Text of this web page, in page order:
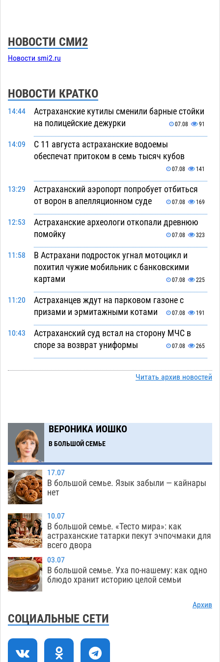
НОВОСТИ СМИ2
Новости smi2.ru
НОВОСТИ КРАТКО
14:44
Астраханские кутилы сменили барные стойки
на полицейские дежурки
07.08 91
14:09
С 11 августа астраханские водоемы
обеспечат притоком в семь тысяч кубов
07.08 141
13:29
Астраханский аэропорт попробует отбиться
от ворон в апелляционном суде
07.08 169
12:53
Астраханские археологи откопали древнюю
помойку
07.08 323
11:58
В Астрахани подросток угнал мотоцикл и
похитил чужие мобильник с банковскими
картами
07.08 225
11:20
Астраханцев ждут на парковом газоне с
призами и эрмитажными котами
07.08 191
10:43
Астраханский суд встал на сторону МЧС в
споре за возврат униформы
07.08 265
гандболисты уступили казанским «драконам»
Краснодарской в Астрахани скончались
08:47
Астраханский суд оценил четыре удара по
голове полицейского в сто тысяч рублей
07.08 276
19:36
Завтра астраханская жара вновь приблизится
к 40-градусному пределу
18:57
В Астрахани впервые открыли смену по
теории игр
18:23
В пятницу без электричества окажутся
Астрахань, Ахтубинск и 6 поселений
В астраханском поселке ведутся работы по
двум федеральным проектам
16:59
Модное дефиле собак и кошек пройдет в
Астрахани
Читать архив новостей
ВЕРОНИКА ИОШКО
В БОЛЬШОЙ СЕМЬЕ
17.07
В большой семье. Язык забыли — кайнары
нет
10.07
В большой семье. «Тесто мира»: как
астраханские татарки пекут эчпочмаки для
всего двора
03.07
В большой семье. Уха по-нашему: как одно
блюдо хранит историю целой семьи
Архив
СОЦИАЛЬНЫЕ СЕТИ